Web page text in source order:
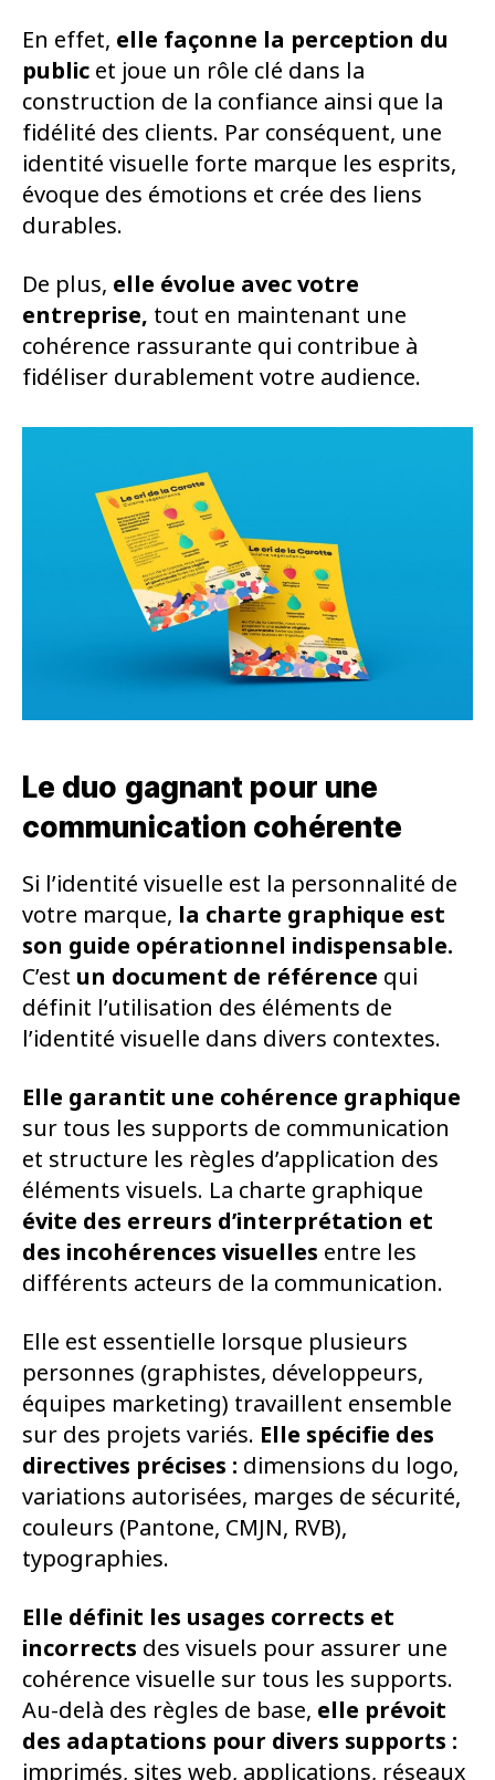
En effet, elle façonne la perception du
public et joue un rôle clé dans la
construction de la confiance ainsi que la
fidélité des clients. Par conséquent, une
identité visuelle forte marque les esprits,
évoque des émotions et crée des liens
durables.
De plus, elle évolue avec votre
entreprise, tout en maintenant une
cohérence rassurante qui contribue à
fidéliser durablement votre audience.
Le duo gagnant pour une
communication cohérente
Si l’identité visuelle est la personnalité de
votre marque, la charte graphique est
son guide opérationnel indispensable.
C’est un document de référence qui
définit l’utilisation des éléments de
l’identité visuelle dans divers contextes.
Elle garantit une cohérence graphique
sur tous les supports de communication
et structure les règles d’application des
éléments visuels. La charte graphique
évite des erreurs d’interprétation et
des incohérences visuelles entre les
différents acteurs de la communication.
Elle est essentielle lorsque plusieurs
personnes (graphistes, développeurs,
équipes marketing) travaillent ensemble
sur des projets variés. Elle spécifie des
directives précises : dimensions du logo,
variations autorisées, marges de sécurité,
couleurs (Pantone, CMJN, RVB),
typographies.
Elle définit les usages corrects et
incorrects des visuels pour assurer une
cohérence visuelle sur tous les supports.
Au-delà des règles de base, elle prévoit
des adaptations pour divers supports :
imprimés, sites web, applications, réseaux